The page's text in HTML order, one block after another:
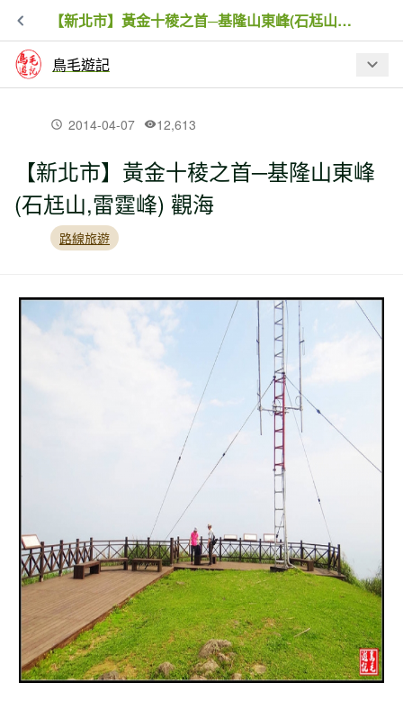
【新北市】黃金十稜之首─基隆山東峰(石尪山,雷霆峰) 觀海
鳥毛遊記
最新文章
【新北市】金字碑古道牡丹山至黃金博
物館
【新北市】跤頭趺崙步道-楓樹湖古道-水
管路-十八彎古道縱走
2014-04-07 12,613
【新北市】黃金十稜之首─基隆山東峰
(石尪山,雷霆峰) 觀海
路線旅遊